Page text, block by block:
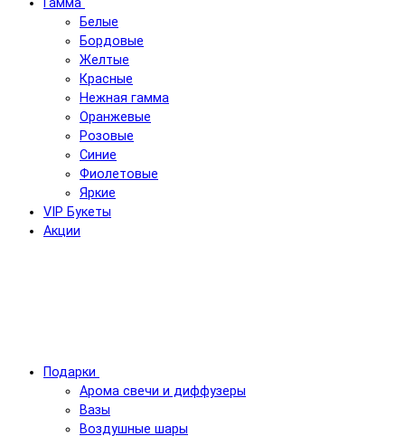
Гамма
Белые
Бордовые
Желтые
Красные
Нежная гамма
Оранжевые
Розовые
Синие
Фиолетовые
Яркие
VIP Букеты
Акции
Подарки
Арома свечи и диффузеры
Вазы
Воздушные шары